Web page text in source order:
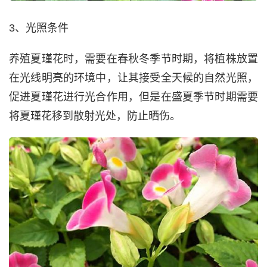
3、光照条件
养殖夏瑾花时，需要在春秋冬季节时期，将植株放置
在光线明亮的环境中，让其接受全天候的自然光照，
促进夏瑾花进行光合作用，但是在盛夏季节时期需要
将夏瑾花移到散射光处，防止晒伤。